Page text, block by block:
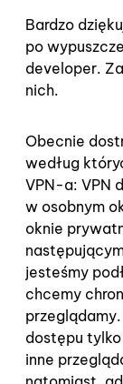
Bardzo
po
developer.
nich.
Obecnie
według
VPN-a: VPN
w osobnym
oknie
jesteśmy
chcemy
dostępu
inne